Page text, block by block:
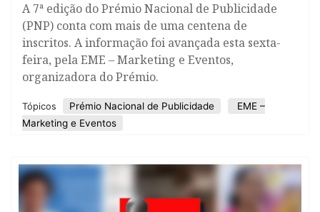
A 7ª edição do Prémio Nacional de Publicidade
(PNP) conta com mais de uma centena de
inscritos. A informação foi avançada esta sexta-
feira, pela EME – Marketing e Eventos,
organizadora do Prémio.
Tópicos Prémio Nacional de Publicidade
EME –
Marketing e Eventos